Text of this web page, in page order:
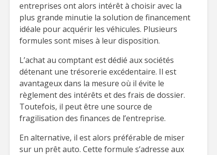
entreprises ont alors intérêt à choisir avec la
plus grande minutie la solution de financement
idéale pour acquérir les véhicules. Plusieurs
formules sont mises à leur disposition.
L’achat au comptant est dédié aux sociétés
détenant une trésorerie excédentaire. Il est
avantageux dans la mesure où il évite le
règlement des intérêts et des frais de dossier.
Toutefois, il peut être une source de
fragilisation des finances de l’entreprise.
En alternative, il est alors préférable de miser
sur un prêt auto. Cette formule s’adresse aux